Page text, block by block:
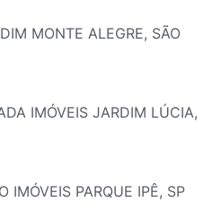
MONTE ALEGRE, SÃO
IMÓVEIS JARDIM LÚCIA,
IMÓVEIS PARQUE IPÊ, SP